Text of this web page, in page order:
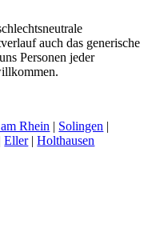
auch das generische
Personen jeder
Rhein | Solingen |
|Eller|Holthausen